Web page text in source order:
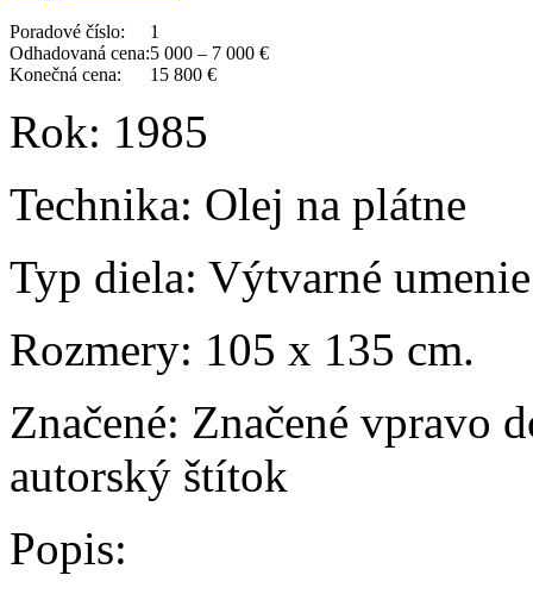
Poradové číslo:
1
Odhadovaná cena:5 000 – 7 000 €
Konečná cena:
15 800 €
Rok: 1985
Technika: Olej na plátne
Typ diela: Výtvarné umenie
Rozmery: 105 x 135 cm.
Značené: Značené vpravo
autorský štítok
Popis: